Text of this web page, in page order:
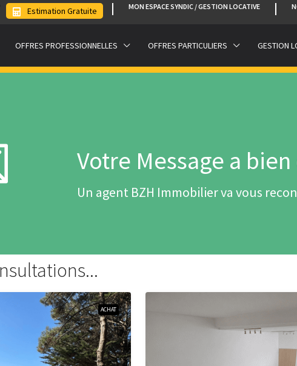
Estimation Gratuite MON ESPACE SYNDIC / GESTION LOCATIVE
OFFRES PROFESSIONNELLES OFFRES PARTICULIERS GESTION
Votre Message a
Un agent BZH Immobilier va vous
ACHAT